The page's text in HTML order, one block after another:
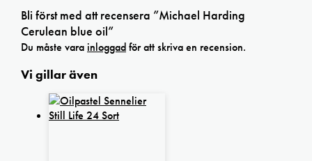
Bli först med att recensera ”Michael Harding
Cerulean blue oil”
Du måste varainloggadför att skriva en recension.
Vi gillar även